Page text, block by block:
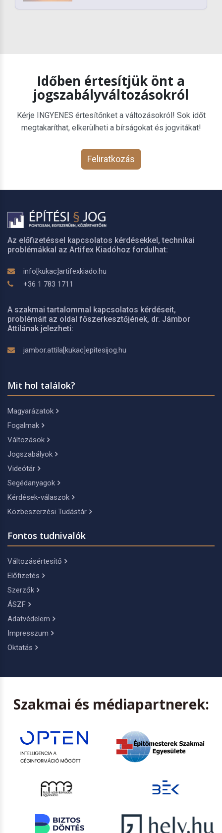
Időben értesítjük önt a
jogszabályváltozásokról
Kérje INGYENES értesítőnket a változásokról! Sok időt
megtakaríthat, elkerülheti a bírságokat és jogvitákat!
Feliratkozás
Az előfizetéssel kapcsolatos kérdésekkel, technikai
problémákkal az Artifex Kiadóhoz fordulhat:
info[kukac]artifexkiado.hu
+36 1 783 1711
A szakmai tartalommal kapcsolatos kérdéseit,
problémáit az oldal főszerkesztőjének, dr. Jámbor
Attilának jelezheti:
jambor.attila[kukac]epitesijog.hu
Mit hol találok?
Magyarázatok
Fogalmak
Változások
Jogszabályok
Videótár
Segédanyagok
Kérdések-válaszok
Közbeszerzési Tudástár
Fontos tudnivalók
Változásértesítő
Előfizetés
Szerzők
ÁSZF
Adatvédelem
Impresszum
Oktatás
Szakmai és médiapartnerek: